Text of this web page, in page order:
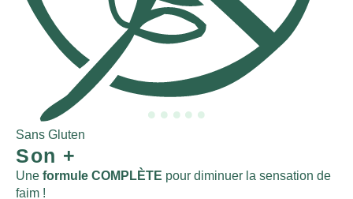
Sans Gluten
Son +
Une formule COMPLÈTE pour diminuer la sensation de
faim !